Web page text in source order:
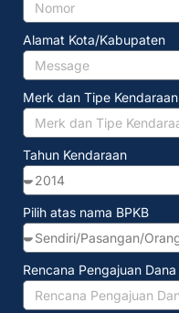
Alamat Kota/Kabupaten
Merk dan Tipe Kendaraan
Tahun Kendaraan
Pilih atas nama BPKB
Rencana Pengajuan Dana